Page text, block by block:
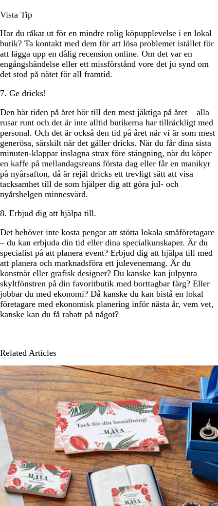
Vista Tip
Har du råkat ut för en mindre rolig köpupplevelse i en lokal
butik? Ta kontakt med dem för att lösa problemet istället för
att lägga upp en dålig recension online. Om det var en
engångshändelse eller ett missförstånd vore det ju synd om
det stod på nätet för all framtid.
7. Ge dricks!
Den här tiden på året hör till den mest jäktiga på året – alla
rusar runt och det är inte alltid butikerna har tillräckligt med
personal. Och det är också den tid på året när vi är som mest
generösa, särskilt när det gäller dricks. När du får dina sista
minuten-klappar inslagna strax före stängning, när du köper
en kaffe på mellandagsreans första dag eller får en manikyr
på nyårsafton, då är rejäl dricks ett trevligt sätt att visa
tacksamhet till de som hjälper dig att göra jul- och
nyårshelgen minnesvärd.
8. Erbjud dig att hjälpa till.
Det behöver inte kosta pengar att stötta lokala småföretagare
– du kan erbjuda din tid eller dina specialkunskaper. Är du
specialist på att planera event? Erbjud dig att hjälpa till med
att planera och marknadsföra ett julevenemang. Är du
konstnär eller grafisk designer? Du kanske kan julpynta
skyltfönstren på din favoritbutik med borttagbar färg? Eller
jobbar du med ekonomi? Då kanske du kan bistå en lokal
företagare med ekonomisk planering inför nästa år, vem vet,
kanske kan du få rabatt på något?
Related Articles